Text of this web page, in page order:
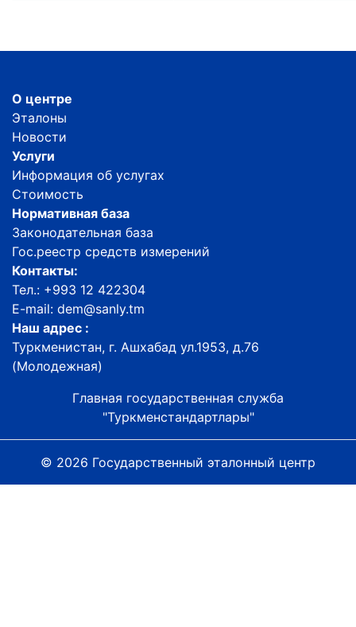
О центре
Эталоны
Новости
Услуги
Информация об услугах
Стоимость
Нормативная база
Законодательная база
Гос.реестр средств измерений
Контакты:
Тел.: +993 12 422304
E-mail: dem@sanly.tm
Наш адрес :
Туркменистан, г. Ашхабад ул.1953, д.76
(Молодежная)
Главная государственная служба
"Туркменстандартлары"
© 2026 Государственный эталонный центр